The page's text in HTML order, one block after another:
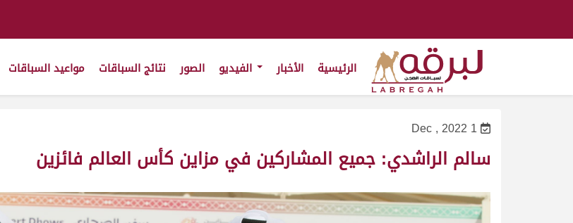
الرئيسية الأخبار الصور نتائج السباقات مواعيد السباقات
1 Dec , 2022
سالم الراشدي: جميع المشاركين في مزاين كأس العالم فائزين